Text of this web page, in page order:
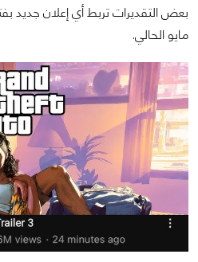
بعض التقديرات تربط أي إعلان جديد
مايو الحالي.